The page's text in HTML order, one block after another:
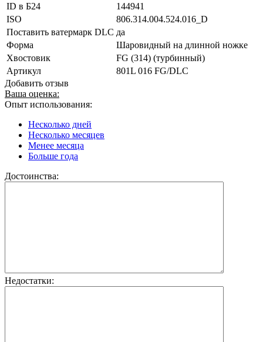
ID в Б24
144941
ISO
806.314.004.524.016_D
Поставить ватермарк DLC да
Форма
Шаровидный на длинной ножке
Хвостовик
FG (314) (турбинный)
Артикул
801L 016 FG/DLC
Добавить отзыв
Ваша оценка:
Опыт использования:
Несколько дней
Несколько месяцев
Менее месяца
Больше года
Достоинства:
Недостатки: